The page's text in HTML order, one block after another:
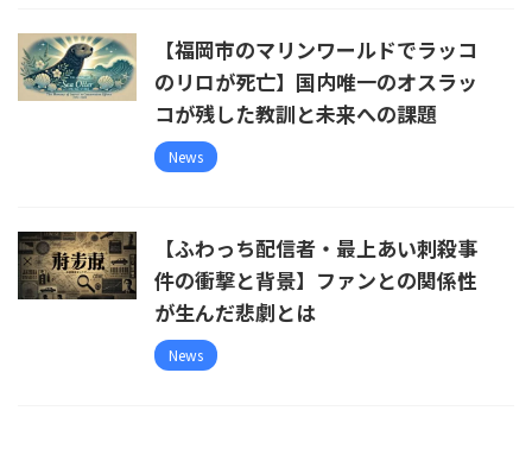
【福岡市のマリンワールドでラッコ
のリロが死亡】国内唯一のオスラッ
コが残した教訓と未来への課題
News
【ふわっち配信者・最上あい刺殺事
件の衝撃と背景】ファンとの関係性
が生んだ悲劇とは
News